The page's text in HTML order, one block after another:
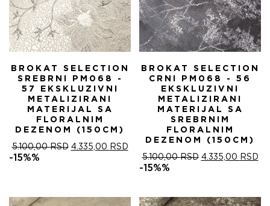
BROKAT SELECTION
SREBRNI PM068 -
57 EKSKLUZIVNI
METALIZIRANI
MATERIJAL SA
FLORALNIM
DEZENOM (150CM)
5.100,00RSD ОРИГИНАЛНА
4.335,00 RSDТРЕНУТНА
ЦЕНА
-15%%
BROKAT SELECTION
CRNI PM068 - 56
EKSKLUZIVNI
METALIZIRANI
MATERIJAL SA
SREBRNIM
FLORALNIM
DEZENOM (150CM)
5.100,00RSD ОРИГИНАЛНА
5.100,00 RSD.
4.335,00 RSD
-15%%